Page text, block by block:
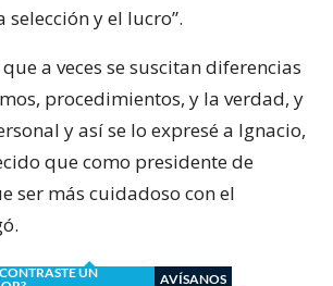
selección y el lucro”.
a veces se suscitan diferencias
procedimientos, y la verdad, y
y así se lo expresé a Ignacio,
que como presidente de
ser más cuidadoso con el
UN
AVÍSANOS